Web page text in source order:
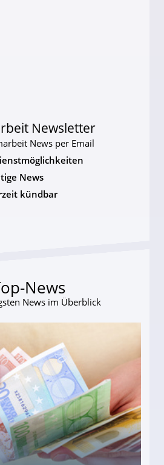
Newsletter
News per Email
News
kündbar
News
News im Überblick